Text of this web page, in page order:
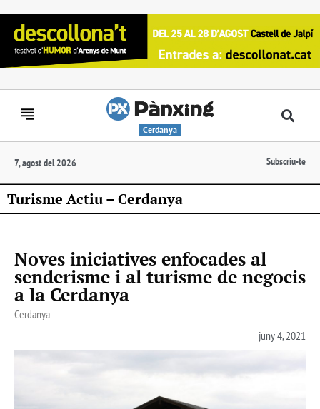
Cerdanya
7, agost del 2026 Subscriu-te
Turisme Actiu – Cerdanya
Noves iniciatives enfocades al
senderisme i al turisme de negocis
a la Cerdanya
Cerdanya
juny 4, 2021